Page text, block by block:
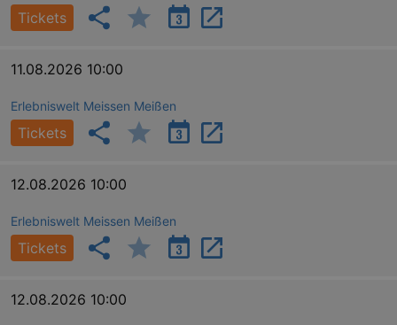
Tickets
11.08.2026 10:00
Erlebniswelt Meissen Meißen
Tickets
12.08.2026 10:00
Erlebniswelt Meissen Meißen
Tickets
12.08.2026 10:00